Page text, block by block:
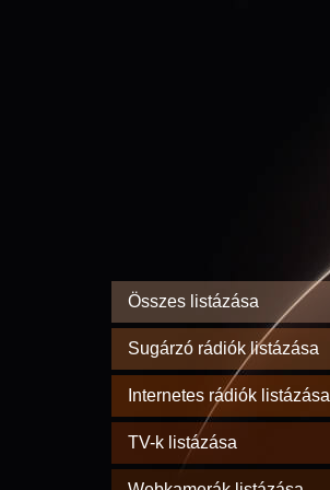
Összes listázása
Sugárzó rádiók listázása
Internetes rádiók listázása
TV-k listázása